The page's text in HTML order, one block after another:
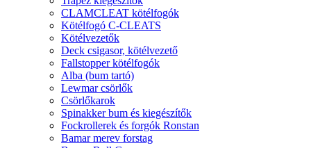
CLAMCLEAT kötélfogók
Kötélfogó C-CLEATS
Kötélvezetők
Deck csigasor, kötélvezető
Fallstopper kötélfogók
Alba (bum tartó)
Lewmar csörlők
Csörlőkarok
Spinakker bum és kiegészítők
Fockrollerek és forgók Ronstan
Bamar merev forstag